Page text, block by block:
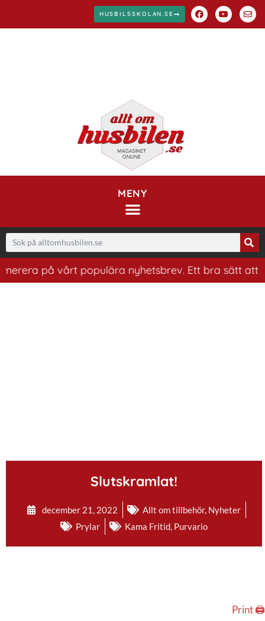
HUSBILSSKOLAN.SE
MENY
på vårt populära nyhetsbrev. Ett bra sätt att ha
Slutskramlat!
december 21, 2022 Allt om tillbehör, Nyheter
Prylar
Kama Fritid, Purvario
Print 🖨